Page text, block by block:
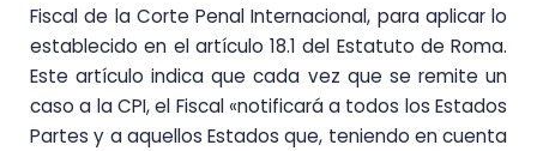
Fiscal de la Corte Penal Internacional, para aplicar lo
establecido en el artículo 18.1 del Estatuto de Roma.
Este artículo indica que cada vez que se remite un
caso a la CPI, el Fiscal «notificará a todos los Estados
Partes y a aquellos Estados que, teniendo en cuenta